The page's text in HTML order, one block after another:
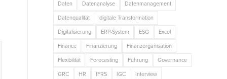
Daten Datenanalyse Datenmanagement
Datenqualität digitale Transformation
Digitalisierung ERP-System ESG Excel
Finance Finanzierung Finanzorganisation
Flexibilität Forecasting Führung Governance
GRC HR IFRS IGC Interview